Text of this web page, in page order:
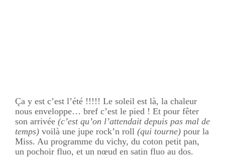
Ça y est c’est l’été !!!!! Le soleil est là, la chaleur
nous enveloppe… bref c’est le pied ! Et pour fêter
son arrivée (c’est qu’on l’attendait depuis pas mal de
temps) voilà une jupe rock’n roll (qui tourne) pour la
Miss. Au programme du vichy, du coton petit pan,
un pochoir fluo, et un nœud en satin fluo au dos.